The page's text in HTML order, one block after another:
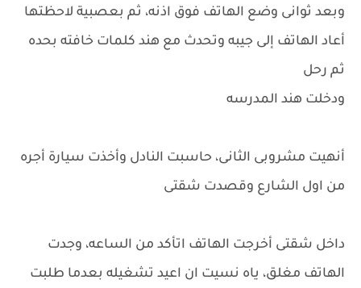
وبعد ثوانى وضع الهاتف فوق اذنه، ثم بعصبية لاحظتها
أعاد الهاتف إلى جيبه وتحدث مع هند كلمات خافته بحده
ثم رحل
ودخلت هند المدرسه
أنهيت مشروبى الثانى، حاسبت النادل وأخذت سيارة أجره
من اول الشارع وقصدت شقتى
داخل شقتى أخرجت الهاتف اتأكد من الساعه، وجدت
الهاتف مغلق، ياه نسيت ان اعيد تشغيله بعدما طلبت